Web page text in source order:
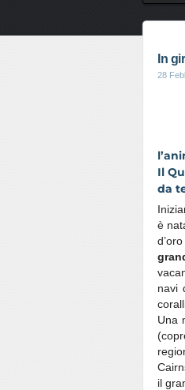
In
28
Il
da
è
navi
Una
il